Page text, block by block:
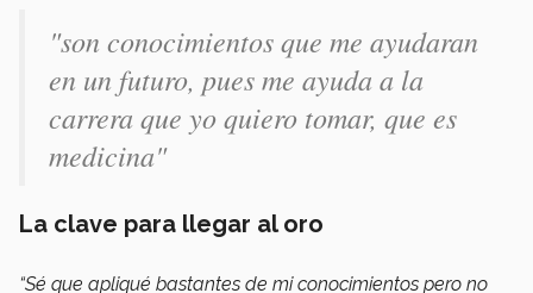
"son conocimientos que me ayudaran
en un futuro, pues me ayuda a la
carrera que yo quiero tomar, que es
medicina"
La clave para llegar al oro
“Sé que apliqué bastantes de mi conocimientos pero no